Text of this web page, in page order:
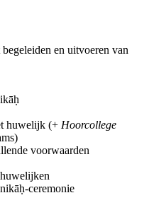
en uitvoeren van
huwelijk (+ Hoorcollege
voorwaarden